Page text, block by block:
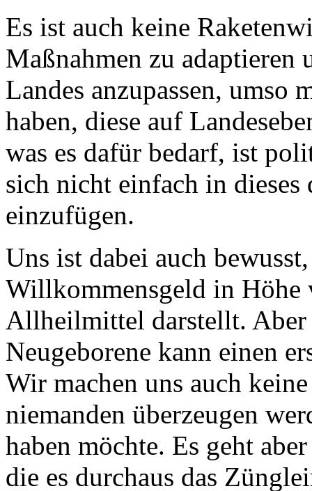
Es ist auch keine
Maßnahmen zu adaptieren
Landes anzupassen,
haben, diese auf
was es dafür bedarf, ist
sich nicht einfach in dieses
einzufügen.
Uns ist dabei auch
Willkommensgeld in Höhe
Allheilmittel darstellt.
Neugeborene kann einen
Wir machen uns auch
niemanden überzeugen
haben möchte. Es geht
die es durchaus das